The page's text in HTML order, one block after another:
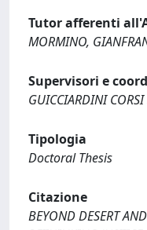
Tutor afferenti
MORMINO,
Supervisori e
GUICCIARDINI
Tipologia
Doctoral Thesis
Citazione
BEYOND DESERT